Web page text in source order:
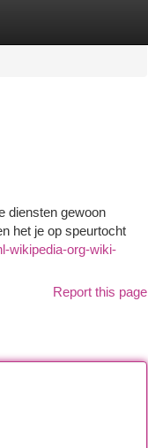
diensten gewoon
het je op speurtocht
wikipedia-org-wiki-
Report this page